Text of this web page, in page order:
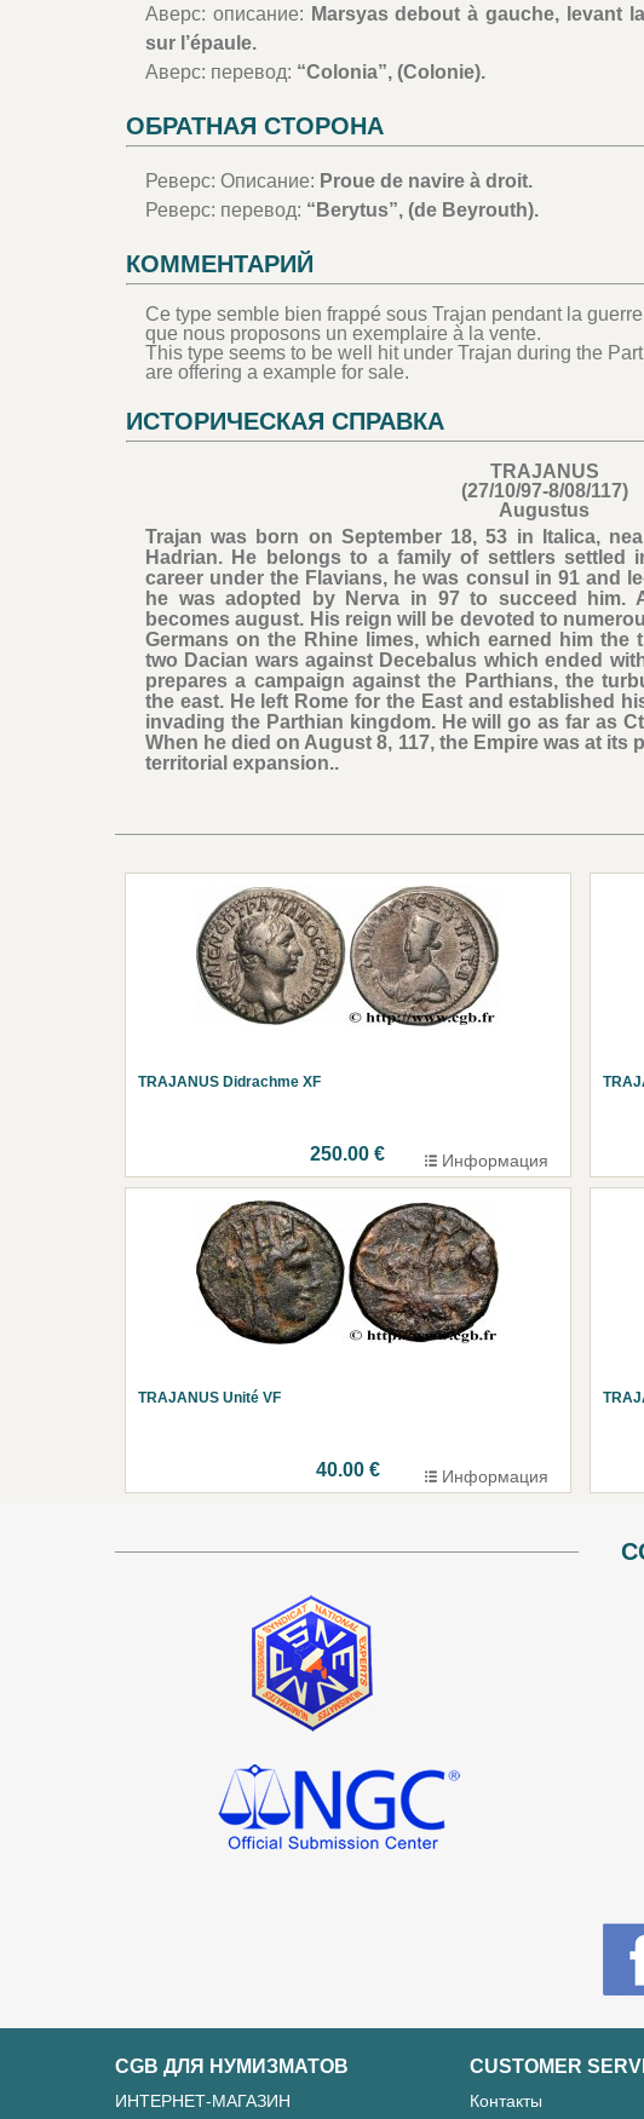
Аверс: описание: Marsyas debout à gauche, levant
sur l’épaule.
Аверс: перевод: “Colonia”, (Colonie).
ОБРАТНАЯ СТОРОНА
Реверс: Описание: Proue de navire à droit.
Реверс: перевод: “Berytus”, (de Beyrouth).
КОММЕНТАРИЙ
Ce type semble bien frappé sous Trajan pendant la
que nous proposons un exemplaire à la vente.
This type seems to be well hit under Trajan during the
are offering a example for sale.
ИСТОРИЧЕСКАЯ СПРАВКА
TRAJANUS
(27/10/97-8/08/117)
Augustus
Trajan was born on September 18, 53 in Italica,
Hadrian. He belongs to a family of settlers settled
career under the Flavians, he was consul in 91 and
he was adopted by Nerva in 97 to succeed him.
becomes august. His reign will be devoted to
Germans on the Rhine limes, which earned him the
two Dacian wars against Decebalus which ended
prepares a campaign against the Parthians, the
the east. He left Rome for the East and established
invading the Parthian kingdom. He will go as far as
When he died on August 8, 117, the Empire was at its
territorial expansion..
TRAJANUS Didrachme XF
250.00 € Информация
TRAJANUS Unité VF
40.00 € Информация
CGB ДЛЯ НУМИЗМАТОВ
ИНТЕРНЕТ-МАГАЗИН
CUSTOMER
Контакты